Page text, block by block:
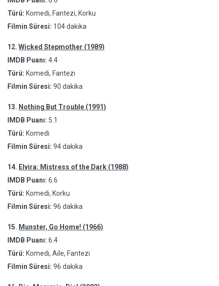
Türü: Komedi, Fantezi, Korku
Filmin Süresi: 104 dakika
12. Wicked Stepmother (1989)
IMDB Puanı: 4.4
Türü: Komedi, Fantezi
Filmin Süresi: 90 dakika
13. Nothing But Trouble (1991)
IMDB Puanı: 5.1
Türü: Komedi
Filmin Süresi: 94 dakika
14. Elvira: Mistress of the Dark (1988)
IMDB Puanı: 6.6
Türü: Komedi, Korku
Filmin Süresi: 96 dakika
15. Munster, Go Home! (1966)
IMDB Puanı: 6.4
Türü: Komedi, Aile, Fantezi
Filmin Süresi: 96 dakika